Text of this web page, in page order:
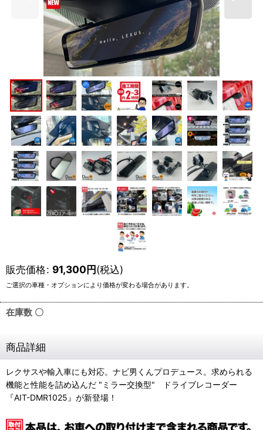
販売価格: 91,300円(税込)
在庫数 〇
商品詳細
レクサスや輸入車にも対応。ナビ男くんプロデュース。求められる
機能と性能を詰め込んだ "ミラー交換型" ドライブレコーダー
『AIT-DMR1025』が新登場！